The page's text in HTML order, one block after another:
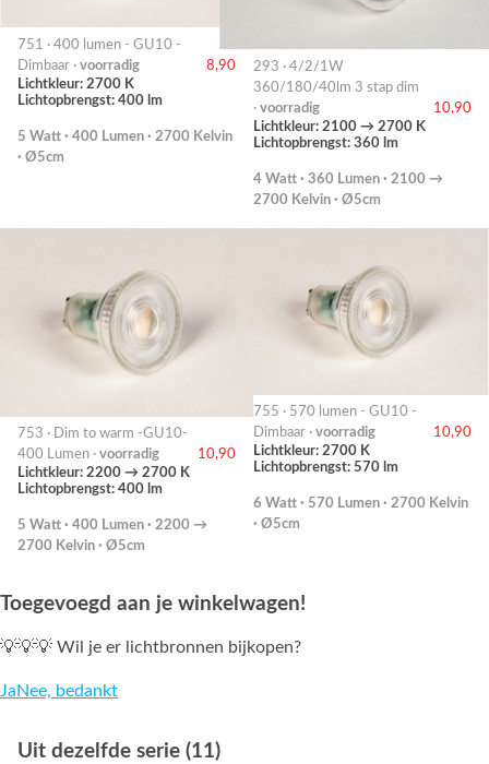
751 · 400 lumen - GU10 -
Dimbaar · voorradig
8,90
Lichtkleur: 2700 K
Lichtopbrengst: 400 lm
5 Watt · 400 Lumen · 2700 Kelvin
· Ø5cm
293 · 4/2/1W
360/180/40lm 3 stap dim
· voorradig
10,90
Lichtkleur: 2100 → 2700 K
Lichtopbrengst: 360 lm
4 Watt · 360 Lumen · 2100 →
2700 Kelvin · Ø5cm
753 · Dim to warm -GU10-
400 Lumen · voorradig
10,90
Lichtkleur: 2200 → 2700 K
Lichtopbrengst: 400 lm
5 Watt · 400 Lumen · 2200 →
2700 Kelvin · Ø5cm
755 · 570 lumen - GU10 -
Dimbaar · voorradig
10,90
Lichtkleur: 2700 K
Lichtopbrengst: 570 lm
6 Watt · 570 Lumen · 2700 Kelvin
· Ø5cm
Toegevoegd aan je winkelwagen!
💡💡💡 Wil je er lichtbronnen bijkopen?
JaNee, bedankt
Uit dezelfde serie (11)